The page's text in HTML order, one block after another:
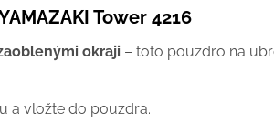
Tower 4216
okraji – toto pouzdro na
a vložte do pouzdra.